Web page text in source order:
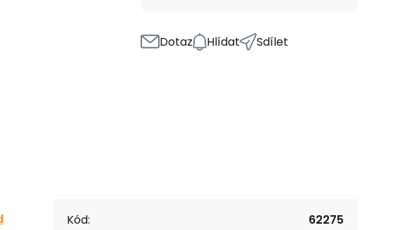
Dotaz Hlídat Sdílet
Kód: 62275